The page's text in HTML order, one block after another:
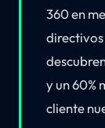
360 en
y un 60%
cliente